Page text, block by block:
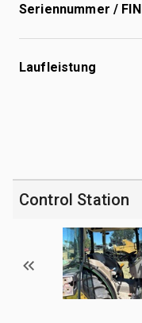
Seriennummer / FIN
Laufleistung
Control Station